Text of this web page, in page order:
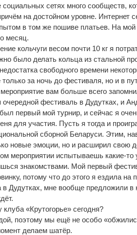
социальных сетях много сообществ,
на достойном уровне. Интернет
в том же пошиве платьев. На
месяц.
кольчуги весом почти 10 кг я
было делать кольца из стальной
свободного времени
за ночь до фестиваля, но и в
вам больше всего
фестиваль в Дудутках, и
первый мой турнир, и сейчас я
для участия. Пусть я тогда и
сборной Беларуси. Этим,
новые эмоции, но и расширил свою
мероприятии испытываешь какие-
знакомствами. Мой первый
потому что до этого я ездила на
в Дудутках, мне вообще предложили в
клуба «Крутогорье» сегодня?
поэтому мы ещё не особо
делаем шатёр.